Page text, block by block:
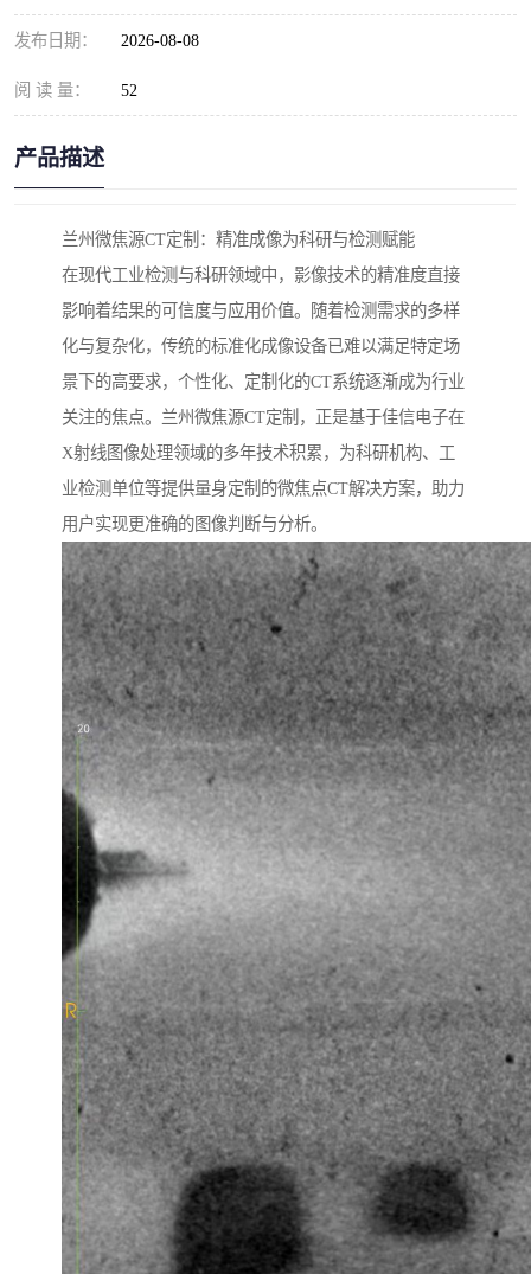
发布日期： 2026-08-08
阅 读 量： 52
产品描述
兰州微焦源CT定制：精准成像为科研与检测赋能
在现代工业检测与科研领域中，影像技术的精准度直接
影响着结果的可信度与应用价值。随着检测需求的多样
化与复杂化，传统的标准化成像设备已难以满足特定场
景下的高要求，个性化、定制化的CT系统逐渐成为行业
关注的焦点。兰州微焦源CT定制，正是基于佳信电子在
X射线图像处理领域的多年技术积累，为科研机构、工
业检测单位等提供量身定制的微焦点CT解决方案，助力
用户实现更准确的图像判断与分析。